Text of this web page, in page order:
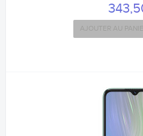
AJOUTER AU